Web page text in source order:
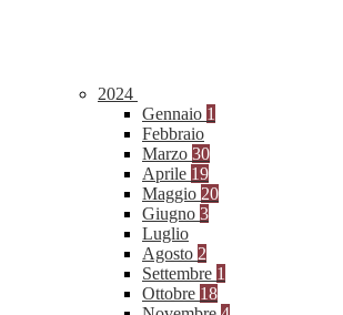
2024
Gennaio 1
Febbraio
Marzo 30
Aprile 19
Maggio 20
Giugno 3
Luglio
Agosto 2
Settembre 1
Ottobre 18